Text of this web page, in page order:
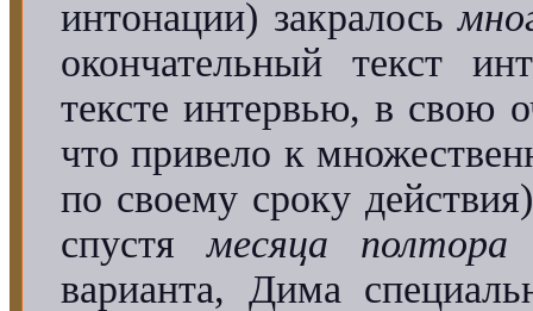
интонации) закралось
окончательный текст
тексте интервью, в свою
что привело к
по своему сроку
спустямесяца полтора
варианта, Дима